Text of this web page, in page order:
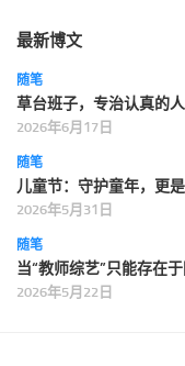
友情链接
最新博文
随笔
草台班子，专治认真的人
2026年6月17日
随笔
儿童节：守护童年，更
2026年5月31日
随笔
当“教师综艺”只能存在
2026年5月22日